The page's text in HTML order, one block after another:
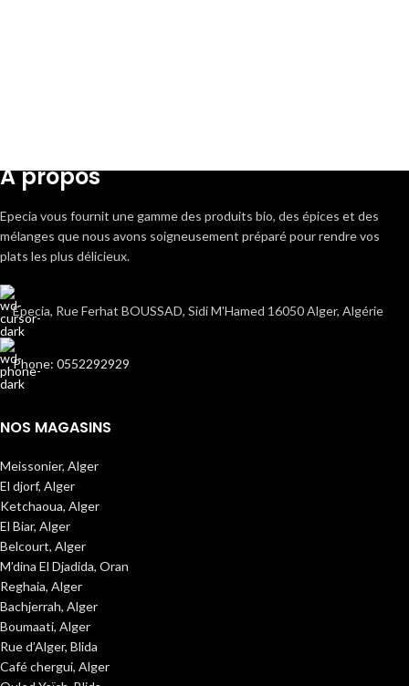
A propos
Epecia vous fournit une gamme des produits bio, des épices et des
mélanges que nous avons soigneusement préparé pour rendre vos
plats les plus délicieux.
Epecia, Rue Ferhat BOUSSAD, Sidi M'Hamed 16050 Alger, Algérie
Phone: 0552292929
NOS MAGASINS
Meissonier, Alger
El djorf, Alger
Ketchaoua, Alger
El Biar, Alger
Belcourt, Alger
M’dina El Djadida, Oran
Reghaia, Alger
Bachjerrah, Alger
Boumaati, Alger
Rue d’Alger, Blida
Café chergui, Alger